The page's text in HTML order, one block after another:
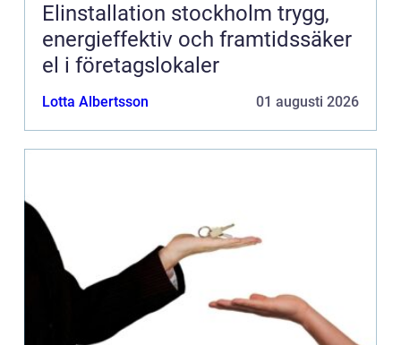
Elinstallation stockholm trygg,
energieffektiv och framtidssäker
el i företagslokaler
Lotta Albertsson 01 augusti 2026